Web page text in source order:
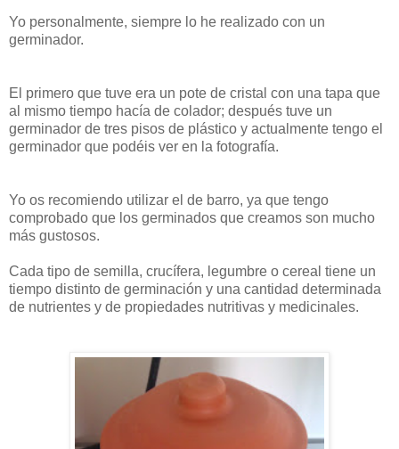
Yo personalmente, siempre lo he realizado con un
germinador.
El primero que tuve era un pote de cristal con una tapa que
al mismo tiempo hacía de colador; después tuve un
germinador de tres pisos de plástico y actualmente tengo el
germinador que podéis ver en la fotografía.
Yo os recomiendo utilizar el de barro, ya que tengo
comprobado que los germinados que creamos son mucho
más gustosos.
Cada tipo de semilla, crucífera, legumbre o cereal tiene un
tiempo distinto de germinación y una cantidad determinada
de nutrientes y de propiedades nutritivas y medicinales.